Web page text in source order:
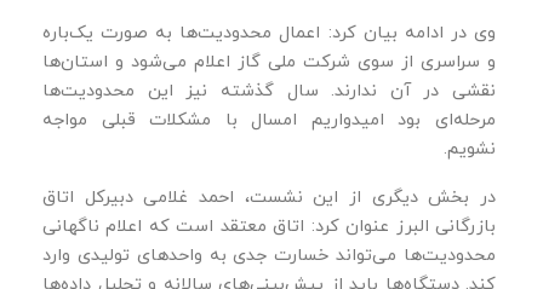
وی در ادامه بیان کرد: اعمال محدودیت‌ها به صورت یک‌باره
و سراسری از سوی شرکت ملی گاز اعلام می‌شود و استان‌ها
نقشی در آن ندارند. سال گذشته نیز این محدودیت‌ها
مرحله‌ای بود امیدواریم امسال با مشکلات قبلی مواجه
نشویم.
در بخش دیگری از این نشست، احمد غلامی دبیرکل اتاق
بازرگانی البرز عنوان کرد: اتاق معتقد است که اعلام ناگهانی
محدودیت‌ها می‌تواند خسارت جدی به واحدهای تولیدی وارد